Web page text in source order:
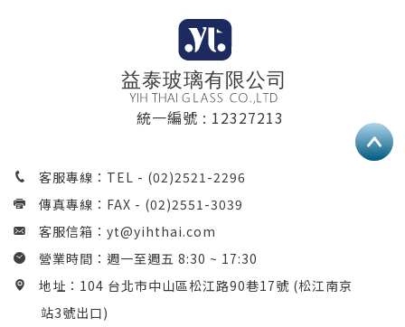
統一編號 : 12327213
客服專線：TEL - (02)2521-2296
傳真專線：FAX - (02)2551-3039
客服信箱： yt@yihthai.com
營業時間：週一至週五 8:30 ~ 17:30
地址：104 台北市中山區松江路90巷17號 (松江南京
站3號出口)